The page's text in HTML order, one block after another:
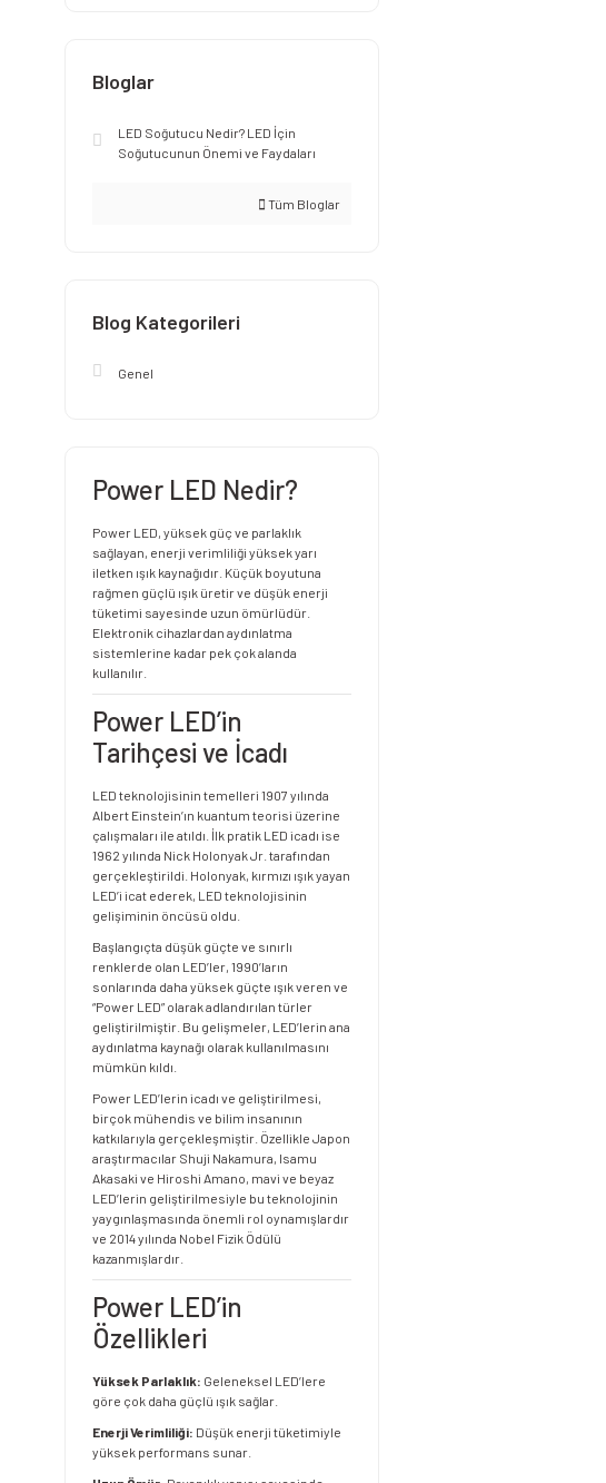
Bloglar
LED Soğutucu Nedir? LED İçin
Soğutucunun Önemi ve Faydaları
Tüm Bloglar
Blog Kategorileri
Genel
Power LED Nedir?
Power LED, yüksek güç ve parlaklık
sağlayan, enerji verimliliği yüksek yarı
iletken ışık kaynağıdır. Küçük boyutuna
rağmen güçlü ışık üretir ve düşük enerji
tüketimi sayesinde uzun ömürlüdür.
Elektronik cihazlardan aydınlatma
sistemlerine kadar pek çok alanda
kullanılır.
Power LED’in
Tarihçesi ve İcadı
LED teknolojisinin temelleri 1907 yılında
Albert Einstein’ın kuantum teorisi üzerine
çalışmaları ile atıldı. İlk pratik LED icadı ise
1962 yılında Nick Holonyak Jr. tarafından
gerçekleştirildi. Holonyak, kırmızı ışık yayan
LED’i icat ederek, LED teknolojisinin
gelişiminin öncüsü oldu.
Başlangıçta düşük güçte ve sınırlı
renklerde olan LED’ler, 1990’ların
sonlarında daha yüksek güçte ışık veren ve
“Power LED” olarak adlandırılan türler
geliştirilmiştir. Bu gelişmeler, LED’lerin ana
aydınlatma kaynağı olarak kullanılmasını
mümkün kıldı.
Power LED’lerin icadı ve geliştirilmesi,
birçok mühendis ve bilim insanının
katkılarıyla gerçekleşmiştir. Özellikle Japon
araştırmacılar Shuji Nakamura, Isamu
Akasaki ve Hiroshi Amano, mavi ve beyaz
LED’lerin geliştirilmesiyle bu teknolojinin
yaygınlaşmasında önemli rol oynamışlardır
ve 2014 yılında Nobel Fizik Ödülü
kazanmışlardır.
Power LED’in
Özellikleri
Yüksek Parlaklık: Geleneksel LED’lere
göre çok daha güçlü ışık sağlar.
Enerji Verimliliği: Düşük enerji tüketimiyle
yüksek performans sunar.